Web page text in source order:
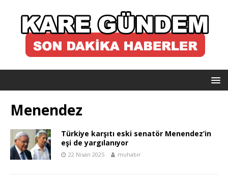
Menendez
Türkiye karşıtı eski senatör Menendez’in
eşi de yargılanıyor
22 Nisan 2025 muhabir